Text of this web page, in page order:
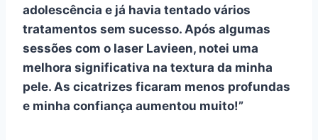
adolescência e já havia tentado vários
tratamentos sem sucesso. Após algumas
sessões com o laser Lavieen, notei uma
melhora significativa na textura da minha
pele. As cicatrizes ficaram menos profundas
e minha confiança aumentou muito!”